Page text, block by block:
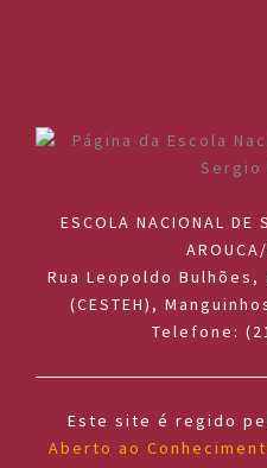
ESCOLA NACIONAL DE
Rua Leopoldo Bulhões,
(CESTEH),
Telefone:
Este site é regido
Aberto ao